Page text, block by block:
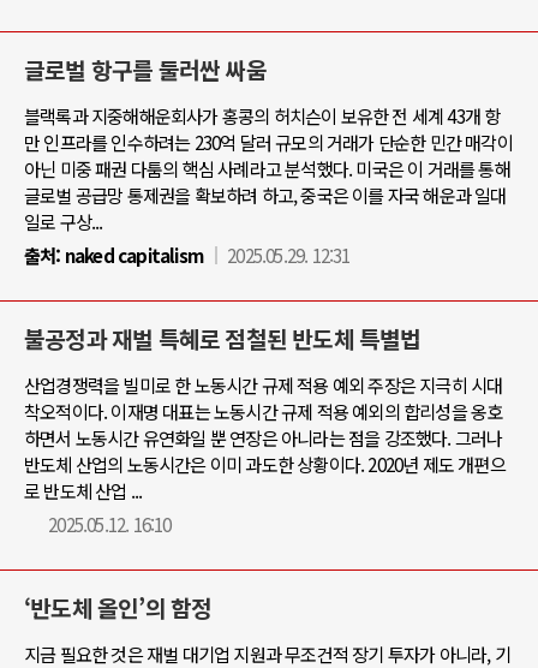
글로벌 항구를 둘러싼 싸움
블랙록과 지중해해운회사가 홍콩의 허치슨이 보유한 전 세계 43개 항
만 인프라를 인수하려는 230억 달러 규모의 거래가 단순한 민간 매각이
아닌 미중 패권 다툼의 핵심 사례라고 분석했다. 미국은 이 거래를 통해
글로벌 공급망 통제권을 확보하려 하고, 중국은 이를 자국 해운과 일대
일로 구상...
출처: naked capitalism 2025.05.29. 12:31
불공정과 재벌 특혜로 점철된 반도체 특별법
산업경쟁력을 빌미로 한 노동시간 규제 적용 예외 주장은 지극히 시대
착오적이다. 이재명 대표는 노동시간 규제 적용 예외의 합리성을 옹호
하면서 노동시간 유연화일 뿐 연장은 아니라는 점을 강조했다. 그러나
반도체 산업의 노동시간은 이미 과도한 상황이다. 2020년 제도 개편으
로 반도체 산업 ...
2025.05.12. 16:10
‘반도체 올인’의 함정
지금 필요한 것은 재벌 대기업 지원과 무조건적 장기 투자가 아니라, 기